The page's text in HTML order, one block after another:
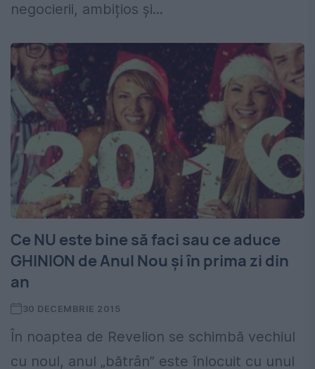
negocierii, ambițios și...
Ce NU este bine să faci sau ce aduce
GHINION de Anul Nou și în prima zi din
an
30 DECEMBRIE 2015
În noaptea de Revelion se schimbă vechiul
cu noul, anul „bătrân” este înlocuit cu unul